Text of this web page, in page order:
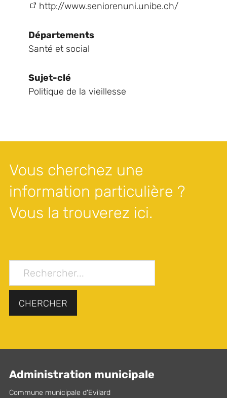
http://www.seniorenuni.unibe.ch/
Départements
Santé et social
Sujet-clé
Politique de la vieillesse
Vous cherchez une
information particulière ?
Vous la trouverez ici.
CHERCHER
Administration municipale
Commune municipale d'Evilard